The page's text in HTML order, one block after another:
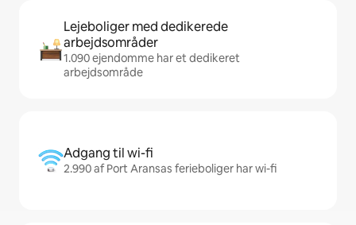
Lejeboliger med dedikerede
arbejdsområder
1.090 ejendomme har et dedikeret
arbejdsområde
Adgang til wi-fi
2.990 af Port Aransas ferieboliger har wi-fi